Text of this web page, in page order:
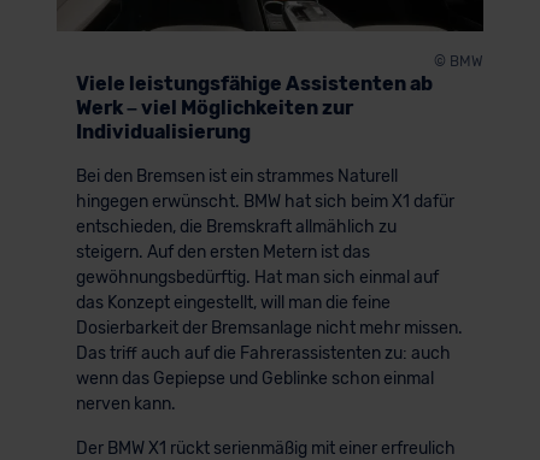
© BMW
Viele leistungsfähige Assistenten ab
Werk – viel Möglichkeiten zur
Individualisierung
Bei den Bremsen ist ein strammes Naturell
hingegen erwünscht. BMW hat sich beim X1 dafür
entschieden, die Bremskraft allmählich zu
steigern. Auf den ersten Metern ist das
gewöhnungsbedürftig. Hat man sich einmal auf
das Konzept eingestellt, will man die feine
Dosierbarkeit der Bremsanlage nicht mehr missen.
Das triff auch auf die Fahrerassistenten zu: auch
wenn das Gepiepse und Geblinke schon einmal
nerven kann.
Der BMW X1 rückt serienmäßig mit einer erfreulich